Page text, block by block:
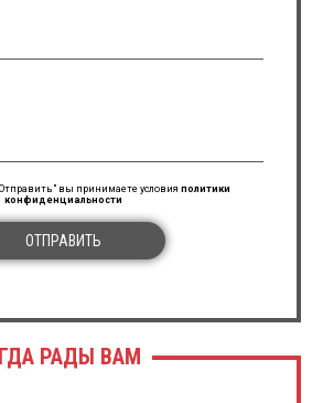
вы принимаете условия политики
конфиденциальности
ОТПРАВИТЬ
РАДЫ ВАМ